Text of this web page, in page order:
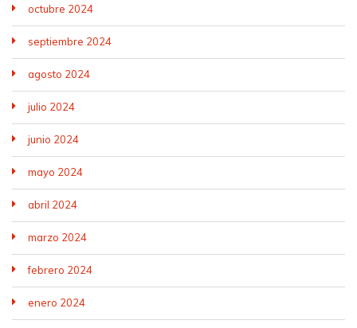
octubre 2024
septiembre 2024
agosto 2024
julio 2024
junio 2024
mayo 2024
abril 2024
marzo 2024
febrero 2024
enero 2024